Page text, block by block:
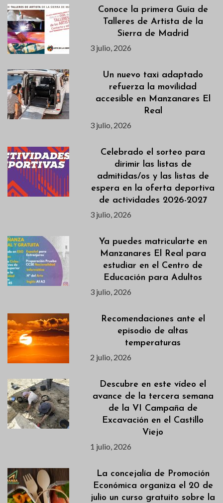
Conoce la primera Guía de
Talleres de Artista de la
Sierra de Madrid
3 julio, 2026
Un nuevo taxi adaptado
refuerza la movilidad
accesible en Manzanares El
Real
3 julio, 2026
Celebrado el sorteo para
dirimir las listas de
admitidas/os y las listas de
espera en la oferta deportiva
de actividades 2026-2027
3 julio, 2026
Ya puedes matricularte en
Manzanares El Real para
estudiar en el Centro de
Educación para Adultos
3 julio, 2026
Recomendaciones ante el
episodio de altas
temperaturas
2 julio, 2026
Descubre en este vídeo el
avance de la tercera semana
de la VI Campaña de
Excavación en el Castillo
Viejo
1 julio, 2026
La concejalía de Promoción
Económica organiza el 20 de
julio un curso gratuito sobre la